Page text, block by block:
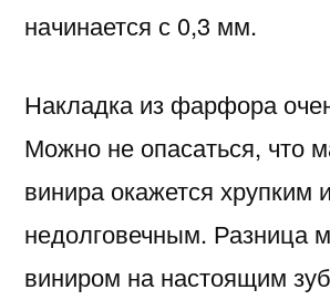
начинается с 0,3 мм.
Накладка из фарфора
Можно не опасаться, что
винира окажется хрупким и
недолговечным. Разница
виниром на настоящим